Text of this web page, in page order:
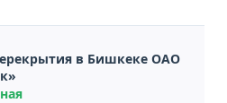
в Бишкеке ОАО